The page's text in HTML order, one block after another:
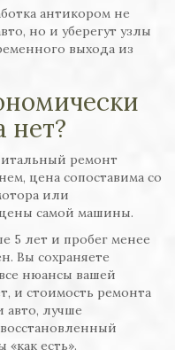
антикором не
но и уберегут узлы
выхода из
нет?
ремонт
цена сопоставима со
или
самой машины.
5 лет и пробег менее
Вы сохраняете
нюансы вашей
и стоимость ремонта
авто, лучше
есть».